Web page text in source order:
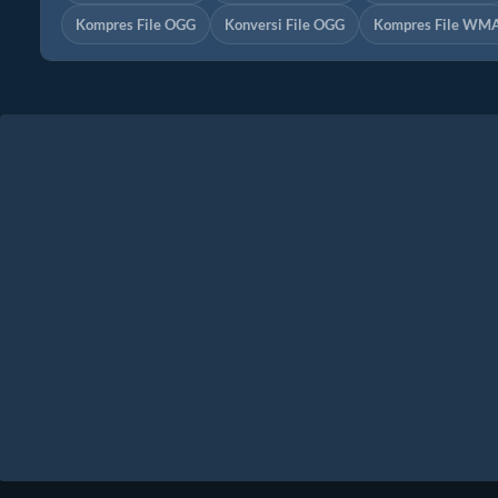
Kompres File OGG Konversi File OGG Kompres File